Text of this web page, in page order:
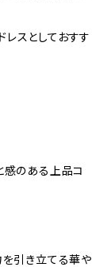
スとしておすす
感のある上品コ
を引き立てる華や